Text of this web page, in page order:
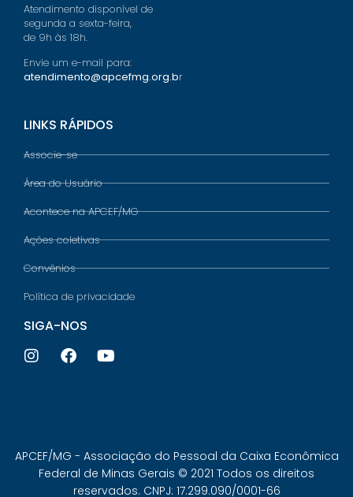
Atendimento disponível de
segunda a sexta-feira,
de 9h às 18h.
Envie um e-mail para:
atendimento@apcefmg.org.br
LINKS RÁPIDOS
Associe-se
Área do Usuário
Acontece na APCEF/MG
Ações coletivas
Convênios
Política de privacidade
SIGA-NOS
APCEF/MG - Associação do Pessoal da Caixa Econômica
Federal de Minas Gerais © 2021 Todos os direitos
reservados. CNPJ: 17.299.090/0001-66